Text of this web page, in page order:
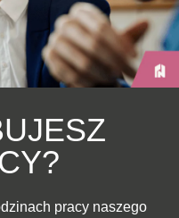
pracy naszego